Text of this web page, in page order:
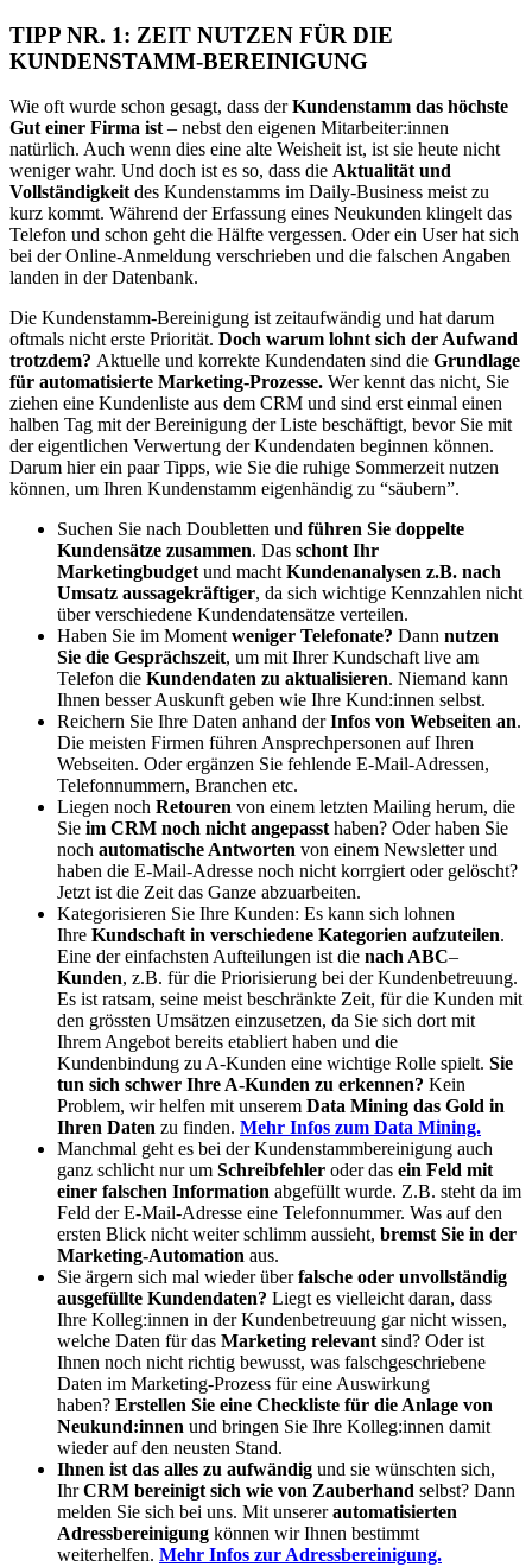
TIPP NR. 1: ZEIT NUTZEN FÜR DIE
KUNDENSTAMM-BEREINIGUNG
Wie oft wurde schon gesagt, dass derKundenstamm das höchste
Gut einer Firma ist – nebst den eigenen Mitarbeiter:innen
natürlich. Auch wenn dies eine alte Weisheit ist, ist sie heute nicht
weniger wahr. Und doch ist es so, dass die Aktualität und
Vollständigkeit des Kundenstamms im Daily-Business meist zu
kurz kommt. Während der Erfassung eines Neukunden klingelt das
Telefon und schon geht die Hälfte vergessen. Oder ein User hat sich
bei der Online-Anmeldung verschrieben und die falschen Angaben
landen in der Datenbank.
Die Kundenstamm-Bereinigung ist zeitaufwändig und hat darum
oftmals nicht erste Priorität. Doch warum lohnt sich der Aufwand
trotzdem? Aktuelle und korrekte Kundendaten sind die Grundlage
für automatisierte Marketing-Prozesse. Wer kennt das nicht, Sie
ziehen eine Kundenliste aus dem CRM und sind erst einmal einen
halben Tag mit der Bereinigung der Liste beschäftigt, bevor Sie mit
der eigentlichen Verwertung der Kundendaten beginnen können.
Darum hier ein paar Tipps, wie Sie die ruhige Sommerzeit nutzen
können, um Ihren Kundenstamm eigenhändig zu “säubern”.
Suchen Sie nach Doubletten und führen Sie doppelte
Kundensätze zusammen. Das schont Ihr
Marketingbudget und macht Kundenanalysen z.B. nach
Umsatz aussagekräftiger, da sich wichtige Kennzahlen nicht
über verschiedene Kundendatensätze verteilen.
Haben Sie im Moment weniger Telefonate? Dann nutzen
Sie die Gesprächszeit, um mit Ihrer Kundschaft live am
Telefon die Kundendaten zu aktualisieren. Niemand kann
Ihnen besser Auskunft geben wie Ihre Kund:innen selbst.
Reichern Sie Ihre Daten anhand derInfos von Webseiten an.
Die meisten Firmen führen Ansprechpersonen auf Ihren
Webseiten. Oder ergänzen Sie fehlende E-Mail-Adressen,
Telefonnummern, Branchen etc.
Liegen noch Retouren von einem letzten Mailing herum, die
Sie im CRM noch nicht angepasst haben? Oder haben Sie
noch automatische Antworten von einem Newsletter und
haben die E-Mail-Adresse noch nicht korrgiert oder gelöscht?
Jetzt ist die Zeit das Ganze abzuarbeiten.
Kategorisieren Sie Ihre Kunden: Es kann sich lohnen
Ihre Kundschaft in verschiedene Kategorien aufzuteilen.
Eine der einfachsten Aufteilungen ist die nach ABC–
Kunden, z.B. für die Priorisierung bei der Kundenbetreuung.
Es ist ratsam, seine meist beschränkte Zeit, für die Kunden mit
den grössten Umsätzen einzusetzen, da Sie sich dort mit
Ihrem Angebot bereits etabliert haben und die
Kundenbindung zu A-Kunden eine wichtige Rolle spielt. Sie
tun sich schwer Ihre A-Kunden zu erkennen? Kein
Problem, wir helfen mit unserem Data Mining das Gold in
Ihren Daten zu finden. Mehr Infos zum Data Mining.
Manchmal geht es bei der Kundenstammbereinigung auch
ganz schlicht nur um Schreibfehler oder das ein Feld mit
einer falschen Information abgefüllt wurde. Z.B. steht da im
Feld der E-Mail-Adresse eine Telefonnummer. Was auf den
ersten Blick nicht weiter schlimm aussieht, bremst Sie in der
Marketing-Automation aus.
Sie ärgern sich mal wieder überfalsche oder unvollständig
ausgefüllte Kundendaten? Liegt es vielleicht daran, dass
Ihre Kolleg:innen in der Kundenbetreuung gar nicht wissen,
welche Daten für das Marketing relevant sind? Oder ist
Ihnen noch nicht richtig bewusst, was falschgeschriebene
Daten im Marketing-Prozess für eine Auswirkung
haben? Erstellen Sie eine Checkliste für die Anlage von
Neukund:innen und bringen Sie Ihre Kolleg:innen damit
wieder auf den neusten Stand.
Ihnen ist das alles zu aufwändig und sie wünschten sich,
IhrCRM bereinigt sich wie von Zauberhand selbst? Dann
melden Sie sich bei uns. Mit unsererautomatisierten
Adressbereinigung können wir Ihnen bestimmt
weiterhelfen. Mehr Infos zur Adressbereinigung.